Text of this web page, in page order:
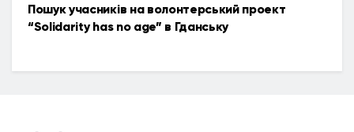
Пошук учасників на волонтерський проект
“Solidarity has no age” в Гданську